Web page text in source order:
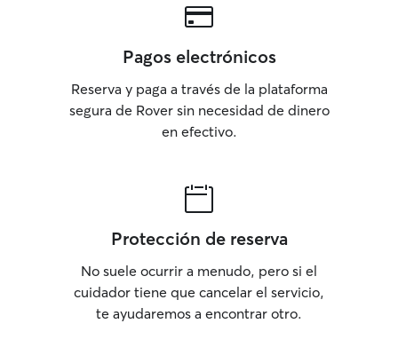
Pagos electrónicos
Reserva y paga a través de la plataforma
segura de Rover sin necesidad de dinero
en efectivo.
Protección de reserva
No suele ocurrir a menudo, pero si el
cuidador tiene que cancelar el servicio,
te ayudaremos a encontrar otro.